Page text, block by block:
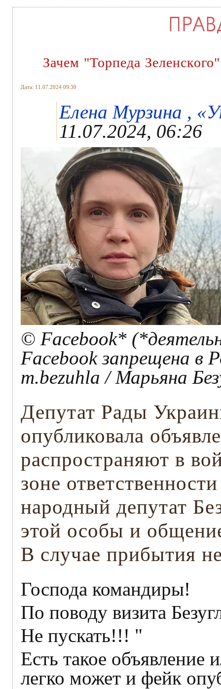
Зачем "Торпеда
Дата: 11.07.2024 09:30
Елена Мурзина ,
11.07.2024, 06:26
© Facebook*
Facebook запрещена в
m.bezuhla / Марьяна
Депутат Рады
опубликовала
распространяют в
зоне
народный депутат
этой особы и
В случае прибытия
Господа командиры!
По поводу визита
Не пускать!!! "
Есть такое объявление
легко может и фейк